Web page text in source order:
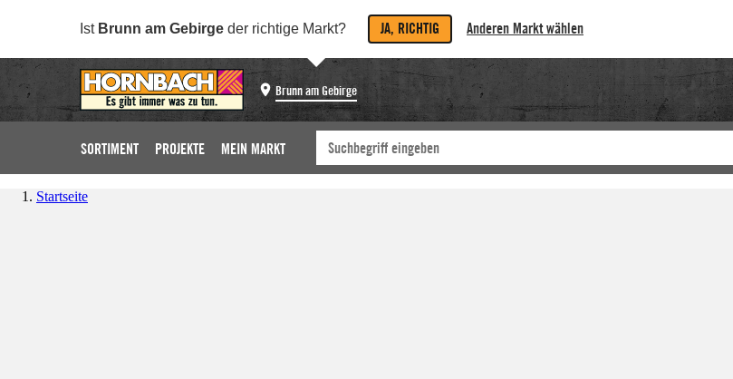
Ist Brunn am Gebirge der richtige Markt? JA, RICHTIG Anderen Markt wählen
Brunn am Gebirge
SORTIMENT PROJEKTE MEIN MARKT
Startseite